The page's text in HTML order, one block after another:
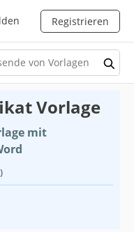
Registrieren
Vorlage
mit